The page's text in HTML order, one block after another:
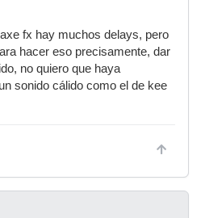
fx hay muchos delays, pero
hacer eso precisamente, dar
no quiero que haya
sonido cálido como el de kee